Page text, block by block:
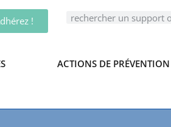
!
ACTIONS DE PRÉVENTION